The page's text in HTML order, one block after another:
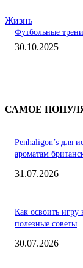
Жизнь
Футбольные
30.10.2025
САМОЕ
Penhaligon’s для
ароматам
31.07.2026
Как освоить игру
полезные советы
30.07.2026